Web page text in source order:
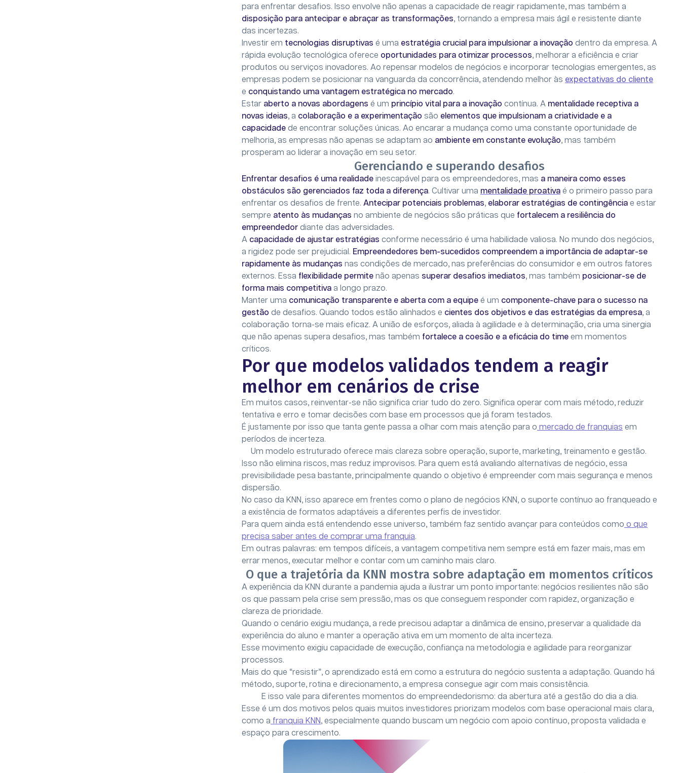
para enfrentar desafios. Isso envolve não apenas a capacidade de reagir rapidamente, mas também a
disposição para antecipar e abraçar as transformações, tornando a empresa mais ágil e resistente diante
das incertezas.
Investir em tecnologias disruptivas é uma estratégia crucial para impulsionar a inovação dentro da empresa. A
rápida evolução tecnológica oferece oportunidades para otimizar processos, melhorar a eficiência e criar
produtos ou serviços inovadores. Ao repensar modelos de negócios e incorporar tecnologias emergentes, as
empresas podem se posicionar na vanguarda da concorrência, atendendo melhor às expectativas do cliente
e conquistando uma vantagem estratégica no mercado.
Estar aberto a novas abordagens é um princípio vital para a inovação contínua. A mentalidade receptiva a
novas ideias, a colaboração e a experimentação são elementos que impulsionam a criatividade e a
capacidade de encontrar soluções únicas. Ao encarar a mudança como uma constante oportunidade de
melhoria, as empresas não apenas se adaptam ao ambiente em constante evolução, mas também
prosperam ao liderar a inovação em seu setor.
Gerenciando e superando desafios
Enfrentar desafios é uma realidade inescapável para os empreendedores, mas a maneira como esses
obstáculos são gerenciados faz toda a diferença. Cultivar uma mentalidade proativa é o primeiro passo para
enfrentar os desafios de frente. Antecipar potenciais problemas, elaborar estratégias de contingência e estar
sempre atento às mudanças no ambiente de negócios são práticas que fortalecem a resiliência do
empreendedor diante das adversidades.
A capacidade de ajustar estratégias conforme necessário é uma habilidade valiosa. No mundo dos negócios,
a rigidez pode ser prejudicial. Empreendedores bem-sucedidos compreendem a importância de adaptar-se
rapidamente às mudanças nas condições de mercado, nas preferências do consumidor e em outros fatores
externos. Essa flexibilidade permite não apenas superar desafios imediatos, mas também posicionar-se de
forma mais competitiva a longo prazo.
Manter uma comunicação transparente e aberta com a equipe é um componente-chave para o sucesso na
gestão de desafios. Quando todos estão alinhados e cientes dos objetivos e das estratégias da empresa, a
colaboração torna-se mais eficaz. A união de esforços, aliada à agilidade e à determinação, cria uma sinergia
que não apenas supera desafios, mas também fortalece a coesão e a eficácia do time em momentos
críticos.
Por que modelos validados tendem a reagir
melhor em cenários de crise
Em muitos casos, reinventar-se não significa criar tudo do zero. Significa operar com mais método, reduzir
tentativa e erro e tomar decisões com base em processos que já foram testados.
É justamente por isso que tanta gente passa a olhar com mais atenção para o mercado de franquias em
períodos de incerteza.
Um modelo estruturado oferece mais clareza sobre operação, suporte, marketing, treinamento e gestão.
Isso não elimina riscos, mas reduz improvisos. Para quem está avaliando alternativas de negócio, essa
previsibilidade pesa bastante, principalmente quando o objetivo é empreender com mais segurança e menos
dispersão.
No caso da KNN, isso aparece em frentes como o plano de negócios KNN, o suporte contínuo ao franqueado e
a existência de formatos adaptáveis a diferentes perfis de investidor.
Para quem ainda está entendendo esse universo, também faz sentido avançar para conteúdos como o que
precisa saber antes de comprar uma franquia.
Em outras palavras: em tempos difíceis, a vantagem competitiva nem sempre está em fazer mais, mas em
errar menos, executar melhor e contar com um caminho mais claro.
O que a trajetória da KNN mostra sobre adaptação em momentos críticos
A experiência da KNN durante a pandemia ajuda a ilustrar um ponto importante: negócios resilientes não são
os que passam pela crise sem pressão, mas os que conseguem responder com rapidez, organização e
clareza de prioridade.
Quando o cenário exigiu mudança, a rede precisou adaptar a dinâmica de ensino, preservar a qualidade da
experiência do aluno e manter a operação ativa em um momento de alta incerteza.
Esse movimento exigiu capacidade de execução, confiança na metodologia e agilidade para reorganizar
processos.
Mais do que “resistir”, o aprendizado está em como a estrutura do negócio sustenta a adaptação. Quando há
método, suporte, rotina e direcionamento, a empresa consegue agir com mais consistência.
E isso vale para diferentes momentos do empreendedorismo: da abertura até a gestão do dia a dia.
Esse é um dos motivos pelos quais muitos investidores priorizam modelos com base operacional mais clara,
como a franquia KNN, especialmente quando buscam um negócio com apoio contínuo, proposta validada e
espaço para crescimento.